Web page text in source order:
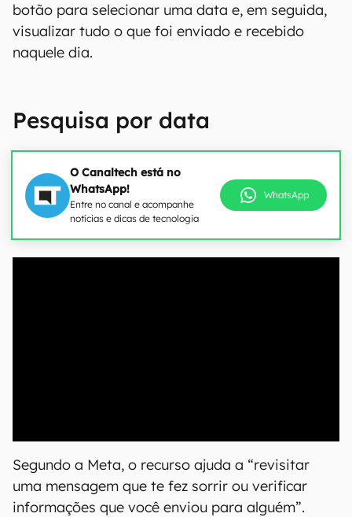
botão para selecionar uma data e, em seguida,
visualizar tudo o que foi enviado e recebido
naquele dia.
Pesquisa por data
O Canaltech está no
WhatsApp!
Entre no canal e acompanhe
notícias e dicas de tecnologia
WhatsApp
Segundo a Meta, o recurso ajuda a “revisitar
uma mensagem que te fez sorrir ou verificar
informações que você enviou para alguém”.